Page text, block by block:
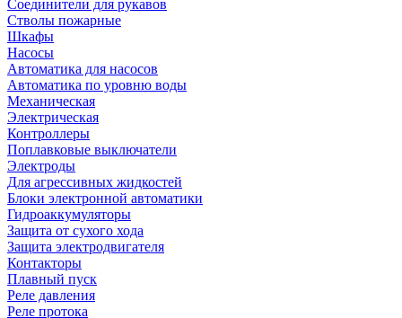
Соединители для рукавов
Стволы пожарные
Шкафы
Насосы
Автоматика для насосов
Автоматика по уровню воды
Механическая
Электрическая
Контроллеры
Поплавковые выключатели
Электроды
Для агрессивных жидкостей
Блоки электронной автоматики
Гидроаккумуляторы
Защита от сухого хода
Защита электродвигателя
Контакторы
Плавный пуск
Реле давления
Реле протока